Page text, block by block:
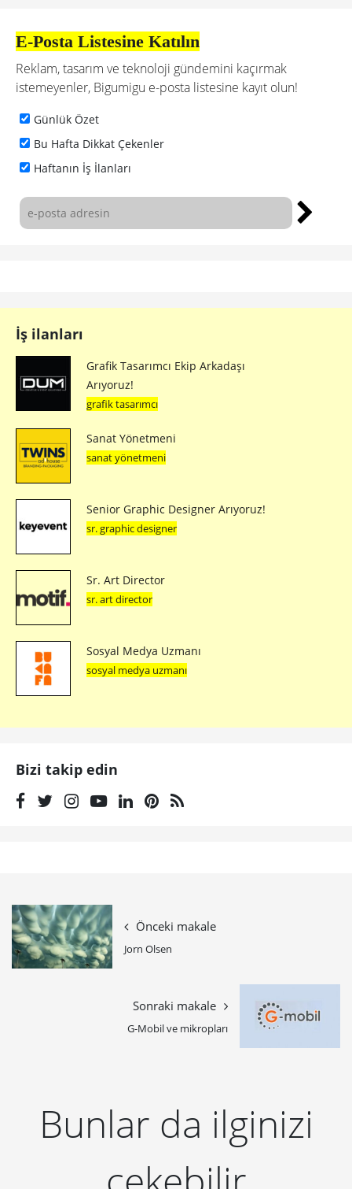
E-Posta Listesine Katılın
Reklam, tasarım ve teknoloji gündemini kaçırmak
istemeyenler, Bigumigu e-posta listesine kayıt olun!
Günlük Özet
Bu Hafta Dikkat Çekenler
Haftanın İş İlanları
İş ilanları
Grafik Tasarımcı Ekip Arkadaşı
Arıyoruz!
grafik tasarımcı
Sanat Yönetmeni
sanat yönetmeni
Senior Graphic Designer Arıyoruz!
sr. graphic designer
Sr. Art Director
sr. art director
Sosyal Medya Uzmanı
sosyal medya uzmanı
Bizi takip edin
Önceki makale
Jorn Olsen
Sonraki makale
G-Mobil ve mikropları
Bunlar da ilginizi